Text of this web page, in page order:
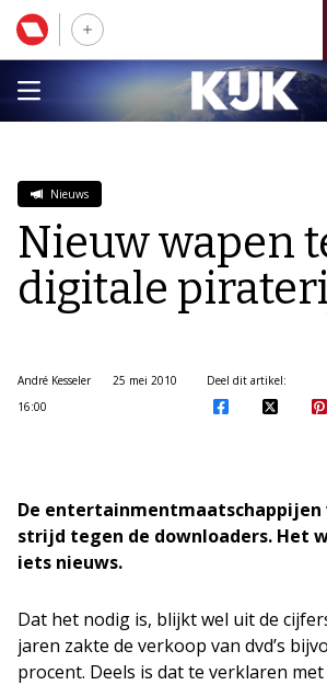
Nieuws
Nieuw wapen
digitale
André Kesseler
25 mei 2010
16:00
Deel dit artikel:
De entertainmentmaatschappijen
strijd tegen de downloaders. Het
iets nieuws.
Dat het nodig is, blijkt wel uit de
jaren zakte de verkoop van dvd’s
procent. Deels is dat te verklaren